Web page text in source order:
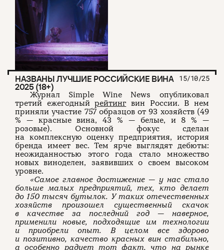
НАЗВАНЫ ЛУЧШИЕ РОССИЙСКИЕ ВИНА
2025 (18+)
15/10/25
Журнал Simple Wine News опубликовал
третий ежегодныйрейтинг вин России. В нем
приняли участие 757 образцов от 93 хозяйств (49
% — красные вина, 43 % — белые, и 8 % —
розовые). Основной фокус сделан
на комплексную оценку предприятия, история
бренда имеет вес. Тем ярче выглядят дебюты:
неожиданностью этого года стало множество
новых виноделен, заявивших о своем высоком
уровне.
«Самое главное достижение — у нас стало
больше малых предприятий, тех, кто делает
до 150 тысяч бутылок. У таких отечественных
хозяйств произошел существенный скачок
в качестве за последний год — наверное,
применили новые, подходящие им технологии
и приобрели опыт. В целом все здорово
и позитивно, качество красных вин стабильно,
а особенно радует тот факт, что на рынке